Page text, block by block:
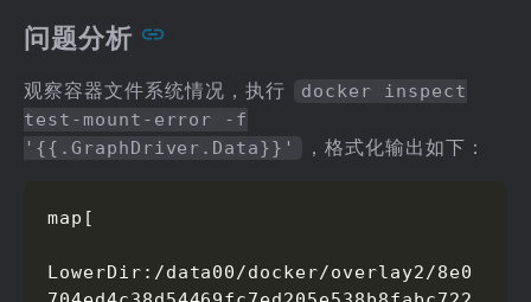
问题分析
观察容器文件系统情况，执行
docker inspect
test-mount-error -f
'{{.GraphDriver.Data}}'
，格式化输出如下：
map[
LowerDir:/data00/docker/overlay2/8e0